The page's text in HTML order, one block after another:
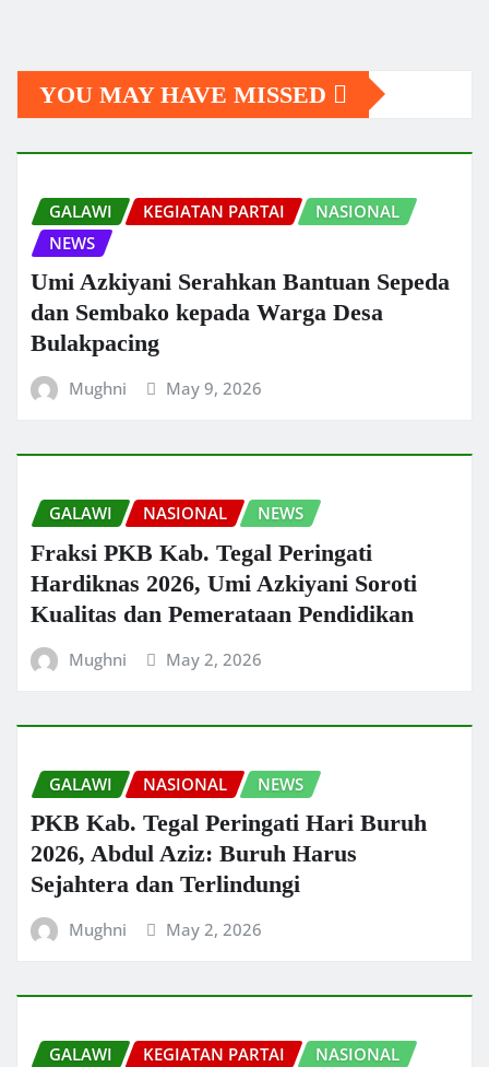
o
o
k
p
p
n
k
m
YOU MAY HAVE MISSED
GALAWI KEGIATAN PARTAI
NASIONAL
NEWS
Umi Azkiyani Serahkan Bantuan Sepeda
dan Sembako kepada Warga Desa
Bulakpacing
Mughni May 9, 2026
GALAWI NASIONAL NEWS
Fraksi PKB Kab. Tegal Peringati
Hardiknas 2026, Umi Azkiyani Soroti
Kualitas dan Pemerataan Pendidikan
Mughni May 2, 2026
GALAWI NASIONAL NEWS
PKB Kab. Tegal Peringati Hari Buruh
2026, Abdul Aziz: Buruh Harus
Sejahtera dan Terlindungi
Mughni May 2, 2026
GALAWI KEGIATAN PARTAI
NASIONAL